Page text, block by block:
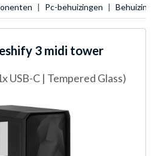
Pc-behuizingen
3 midi tower
USB-C | Tempered Glass)